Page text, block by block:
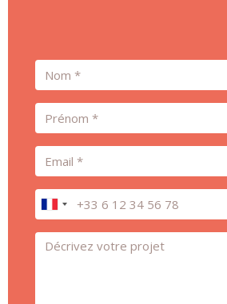
Nom
Prénom
Email
Téléphone
Message *